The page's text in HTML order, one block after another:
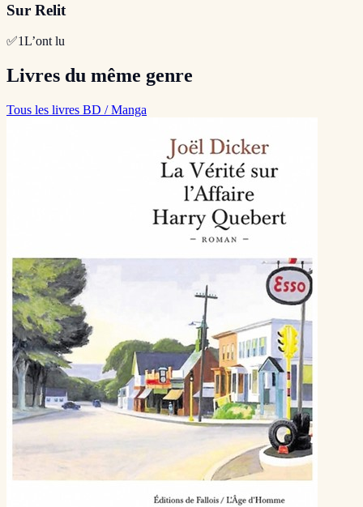
Sur Relit
✅1L’ont lu
Livres du même genre
Tous les livres BD / Manga